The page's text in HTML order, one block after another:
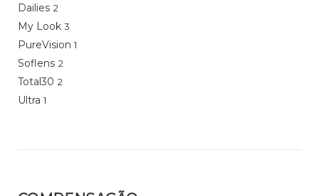
Dailies 2
My Look 3
PureVision 1
Soflens 2
Total30 2
Ultra 1